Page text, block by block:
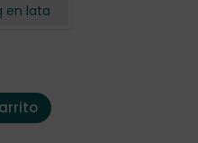
en lata
1 Kg. cantidad